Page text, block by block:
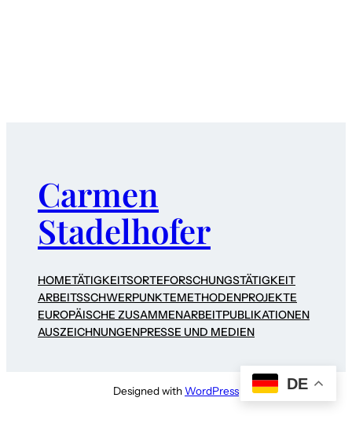
Carmen
Stadelhofer
HOMETÄTIGKEITSORTEFORSCHUNGSTÄTIGKEIT
ARBEITSSCHWERPUNKTEMETHODENPROJEKTE
EUROPÄISCHE ZUSAMMENARBEITPUBLIKATIONEN
AUSZEICHNUNGENPRESSE UND MEDIEN
Designed withWordPress DE